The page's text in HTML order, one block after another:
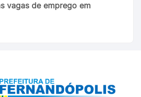
vagas de emprego em